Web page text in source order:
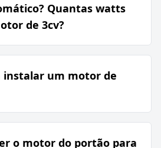
Quantas watts
de 3cv?
instalar um motor de
o motor do portão para